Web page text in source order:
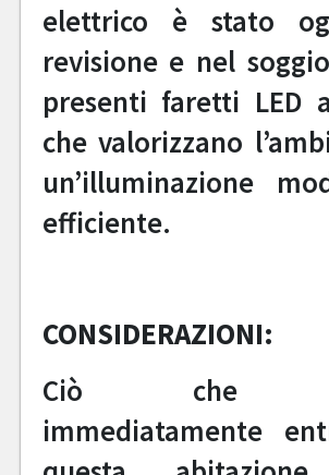
elettrico è stato
revisione e nel
presenti faretti LED
che valorizzano
un’illuminazione
efficiente.
CONSIDERAZIONI:
Ciò che
immediatamente